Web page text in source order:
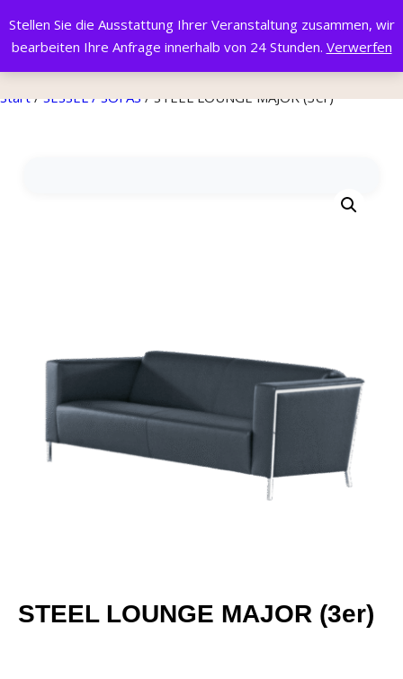
Stellen Sie die Ausstattung Ihrer Veranstaltung zusammen, wir
bearbeiten Ihre Anfrage innerhalb von 24 Stunden. Verwerfen
Start/SESSEL / SOFAS/ STEEL LOUNGE MAJOR (3er)
STEEL LOUNGE MAJOR (3er)